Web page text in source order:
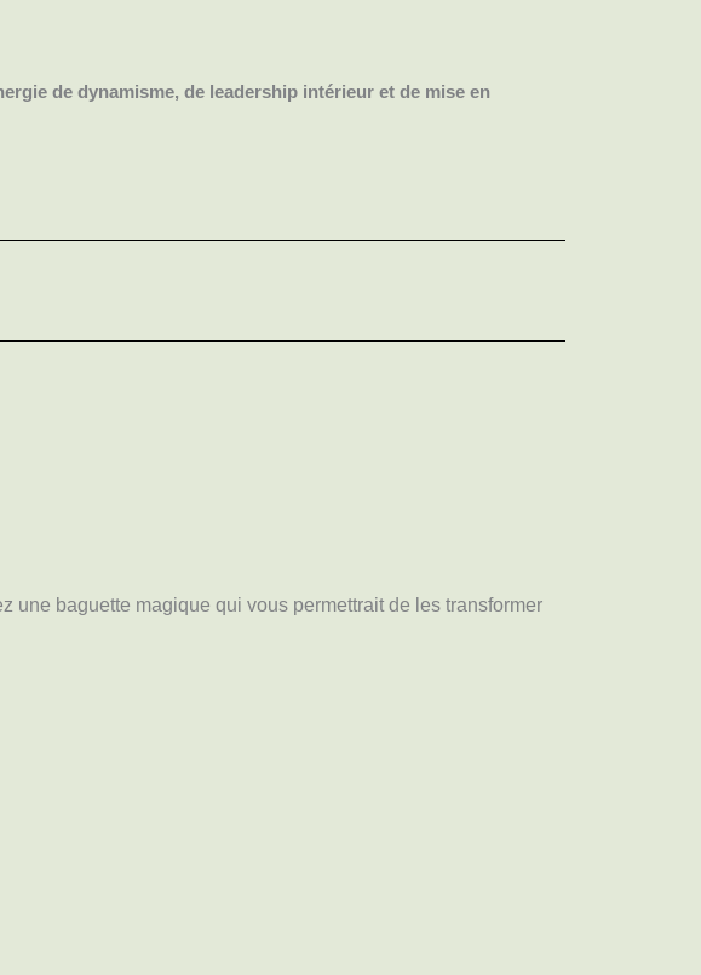
de dynamisme, de leadership intérieur et de mise en
une baguette magique qui vous permettrait de les transformer